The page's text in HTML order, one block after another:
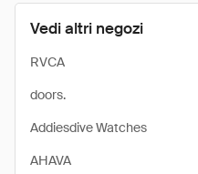
Vedi altri negozi
RVCA
doors.
Addiesdive Watches
AHAVA